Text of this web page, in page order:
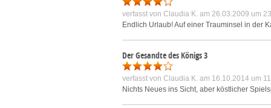
verfasst von Claudia K. am 26.03.2009 um
Endlich Urlaub! Auf einer Trauminsel in der
Der Gesandte des Königs 3
verfasst von Claudia K. am 16.10.2014 um
Nichts Neues ins Sicht, aber köstlicher